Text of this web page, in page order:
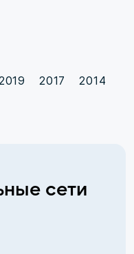
2017 2014
сети